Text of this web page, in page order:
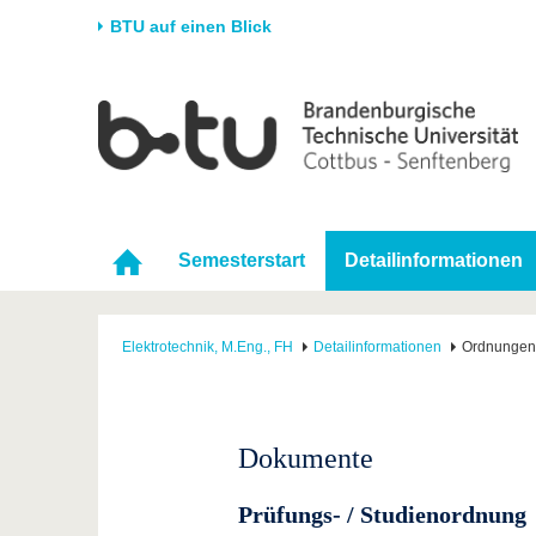
BTU auf einen Blick
Universität
Karriere & Engagement
Partnerschaften &
Strukturwandel
Forschung
Förderung
Wissenschaftlicher
Nachwuchs
Im
Semesterstart Detailinformationen
Elektrotechnik, M.Eng., FH Detailinformationen
Dokumente
Prüfungs- / Studienordnung